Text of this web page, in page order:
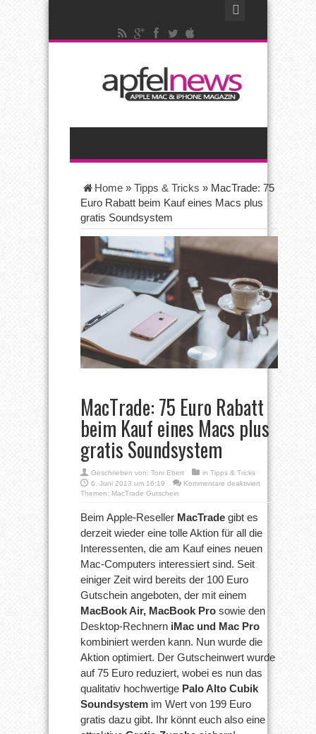
Home » Tipps & Tricks » MacTrade: 75
Euro Rabatt beim Kauf eines Macs plus
gratis Soundsystem
MacTrade: 75 Euro Rabatt
beim Kauf eines Macs plus
gratis Soundsystem
Geschrieben von: Toni Ebert in Tipps & Tricks
6. Juni 2013 um 16:19
Kommentare deaktiviertfür
75
beim
Kauf
eines
Soundsystem
Themen: MacTrade Gutschein
Beim Apple-Reseller MacTrade gibt es
derzeit wieder eine tolle Aktion für all die
Interessenten, die am Kauf eines neuen
Mac-Computers interessiert sind. Seit
einiger Zeit wird bereits der 100 Euro
Gutschein angeboten, der mit einem
MacBook Air, MacBook Pro sowie den
Desktop-Rechnern iMac und Mac Pro
kombiniert werden kann. Nun wurde die
Aktion optimiert. Der Gutscheinwert wurde
auf 75 Euro reduziert, wobei es nun das
qualitativ hochwertige Palo Alto Cubik
Soundsystem im Wert von 199 Euro
gratis dazu gibt. Ihr könnt euch also eine